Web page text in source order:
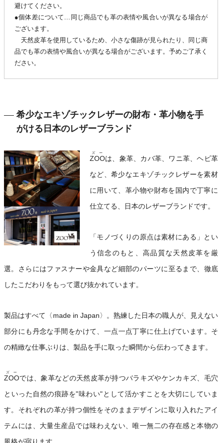
避けてください。
●個体差について…同じ商品でも革の表情や風合いが異なる場合が
ございます。
天然皮革を使用しているため、小さな傷跡が見られたり、同じ商
品でも革の表情や風合いが異なる場合がございます。予めご了承く
ださい。
希少なエキゾチックレザーの財布・革小物を手
がける日本のレザーブランド
ZOO
ズー
は、象革、カバ革、ワニ革、ヘビ革
など、希少なエキゾチックレザーを素材
に用いて、革小物や財布を国内で丁寧に
仕立てる、日本のレザーブランドです。
「モノづくりの原点は素材にある」とい
う信念のもと、高品質な天然皮革を厳
選。さらにはファスナーや金具など細部のパーツに至るまで、徹底
したこだわりをもって選び抜かれています。
製品はすべて〈made in Japan〉。熟練した日本の職人が、見えない
部分にも丹念な手間をかけて、一点一点丁寧に仕上げています。そ
の精緻な仕事ぶりは、製品を手に取った瞬間から伝わってきます。
ZOO
ズー
では、象革などの天然皮革が持つバラキズやケンカキズ、毛穴
といった自然の痕跡を"味わい"として活かすことを大切にしていま
す。それぞれの革が持つ個性をそのままデザインに取り入れたアイ
テムには、大量生産品では味わえない、唯一無二の存在感と本物の